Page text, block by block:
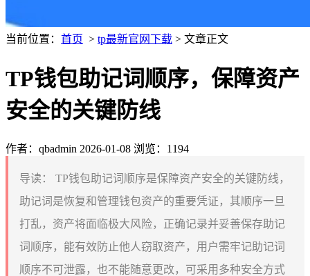
当前位置： 首页 > tp最新官网下载 > 文章正文
TP钱包助记词顺序，保障资产
安全的关键防线
作者：qbadmin 2026-01-08 浏览：1194
导读：
TP钱包助记词顺序是保障资产安全的关键防线，
助记词是恢复和管理钱包资产的重要凭证，其顺序一旦
打乱，资产将面临极大风险，正确记录并妥善保存助记
词顺序，能有效防止他人窃取资产，用户需牢记助记词
顺序不可泄露，也不能随意更改，可采用多种安全方式